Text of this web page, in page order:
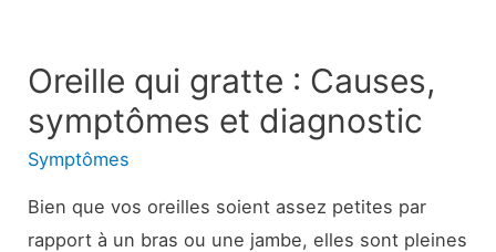
Oreille qui gratte : Causes,
symptômes et diagnostic
Symptômes
Bien que vos oreilles soient assez petites par
rapport à un bras ou une jambe, elles sont pleines